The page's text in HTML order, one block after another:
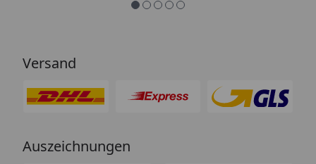
Versand
Auszeichnungen